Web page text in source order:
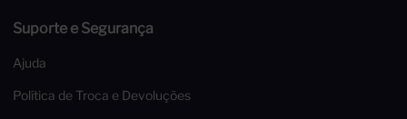
Suporte e Segurança
Ajuda
Política de Troca e Devoluções